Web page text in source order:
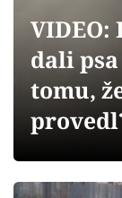
Videa
Sledujte
dali
tomu,